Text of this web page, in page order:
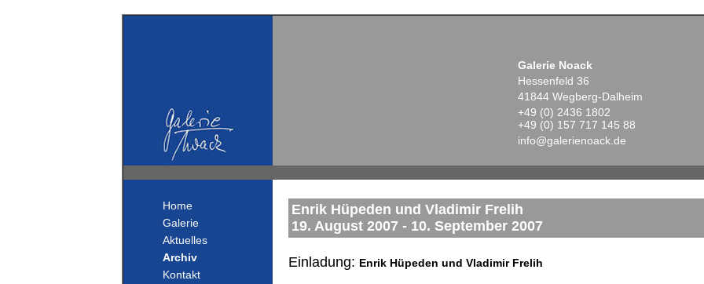
Galerie Noack
Hessenfeld 36
41844 Wegberg-Dalheim
+49 (0) 2436 1802
+49 (0) 157 717 145 88
info@galerienoack.de
Home
Galerie
Aktuelles
Archiv
Kontakt
Enrik Hüpeden und Vladimir Frelih
19. August 2007 - 10. September 2007
Einladung: Enrik Hüpeden und Vladimir Frelih